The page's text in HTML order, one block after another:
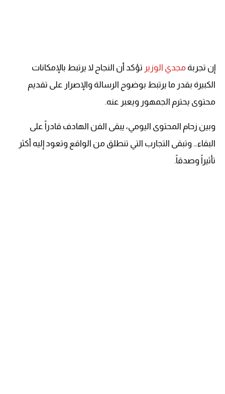
إن تجربة مجدي الوزير تؤكد أن النجاح لا يرتبط بالإمكانات
الكبيرة بقدر ما يرتبط بوضوح الرسالة والإصرار على تقديم
محتوى يحترم الجمهور ويعبر عنه.
وبين زحام المحتوى اليومي، يبقى الفن الهادف قادراً على
البقاء… وتبقى التجارب التي تنطلق من الواقع وتعود إليه أكثر
تأثيراً وصدقاً.